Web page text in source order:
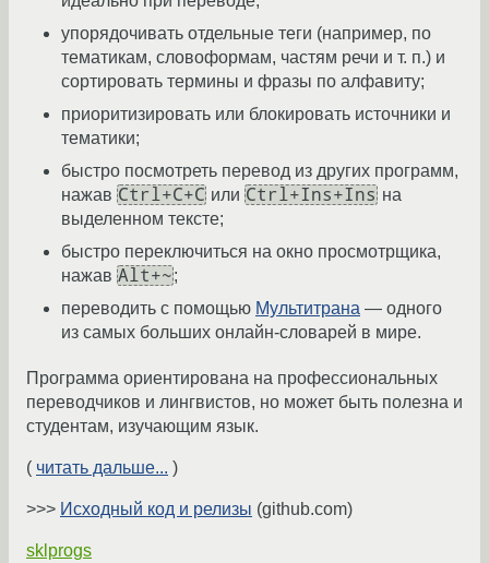
упорядочивать отдельные теги (например, по
тематикам, словоформам, частям речи и т. п.) и
сортировать термины и фразы по алфавиту;
приоритизировать или блокировать источники и
тематики;
быстро посмотреть перевод из других программ,
нажав Ctrl+C+C или Ctrl+Ins+Ins на
выделенном тексте;
быстро переключиться на окно просмотрщика,
нажав Alt+~;
переводить с помощью Мультитрана — одного
из самых больших онлайн-словарей в мире.
Программа ориентирована на профессиональных
переводчиков и лингвистов, но может быть полезна и
студентам, изучающим язык.
( читать дальше... )
>>> Исходный код и релизы (github.com)
sklprogs